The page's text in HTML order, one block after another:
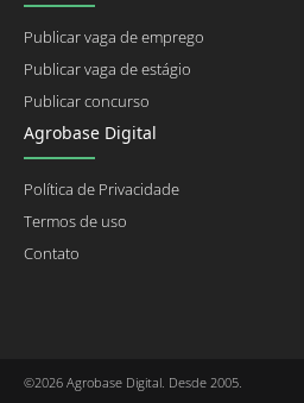
Publicar vaga de emprego
Publicar vaga de estágio
Publicar concurso
Agrobase Digital
Política de Privacidade
Termos de uso
Contato
©2026 Agrobase Digital. Desde 2005.